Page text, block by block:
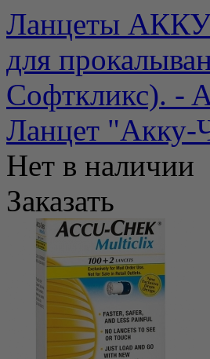
Ланцеты
для
Софткликс). -
Ланцет
Нет в наличии
Заказать